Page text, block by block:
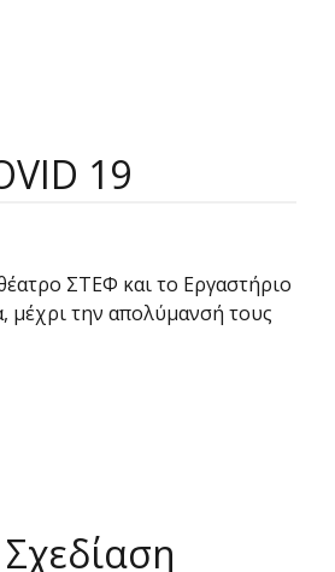
19
ΣΤΕΦ και το Εργαστήριο
μέχρι την απολύμανσή τους